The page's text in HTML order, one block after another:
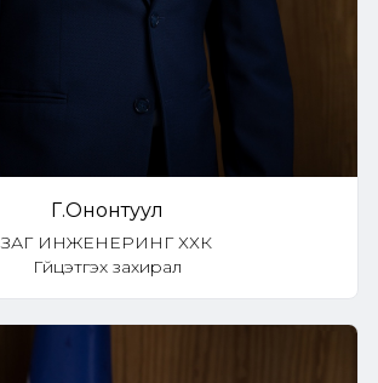
Г.Ононтуул
ЗАГ ИНЖЕНЕРИНГ ХХК
Гүйцэтгэх захирал